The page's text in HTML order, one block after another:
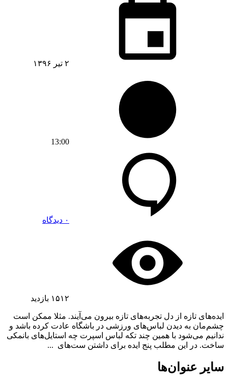
۲ تیر ۱۳۹۶
13:00
۰ دیدگاه
۱۵۱۲ بازدید
ایده‌های تازه از دل تجربه‌های تازه بیرون می‌آیند. مثلا ممکن است
چشم‌مان به دیدن لباس‌های ورزشی در باشگاه عادت کرده باشد و
ندانیم می‌شود با همین چند تکه لباس‌ اسپرت چه استایل‌های بانمکی
ساخت. در این مطلب پنج ایده برای داشتن ست‌های ...
سایر عنوان‌ها